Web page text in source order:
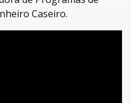
Caseiro.